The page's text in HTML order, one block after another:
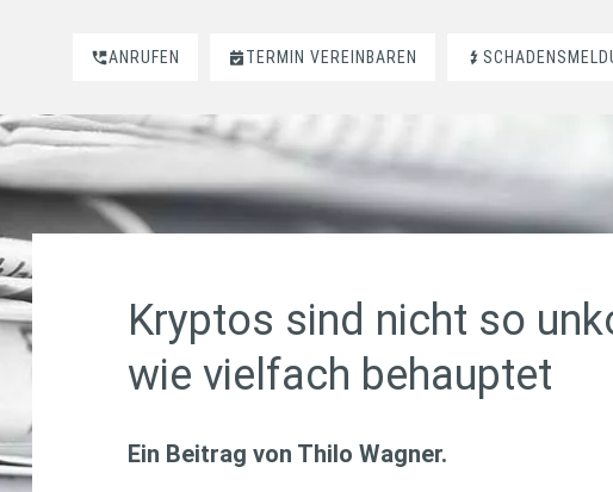
ANRUFEN TERMIN VEREINBAREN
Kryptos sind nicht so
wie vielfach behauptet
Ein Beitrag von Thilo Wagner.